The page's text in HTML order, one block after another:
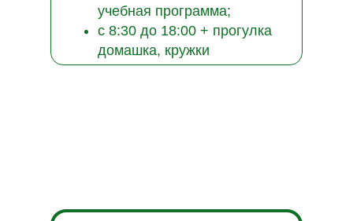
учебная программа;
с 8:30 до 18:00 + прогулка
домашка, кружки